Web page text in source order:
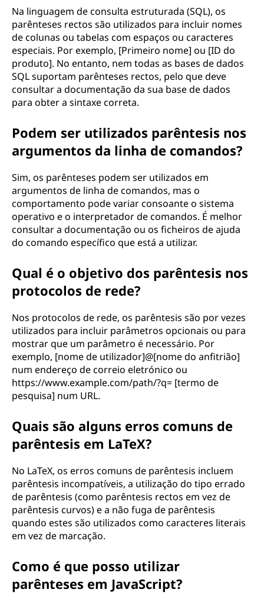
Na linguagem de consulta estruturada (SQL), os
parênteses rectos são utilizados para incluir nomes
de colunas ou tabelas com espaços ou caracteres
especiais. Por exemplo, [Primeiro nome] ou [ID do
produto]. No entanto, nem todas as bases de dados
SQL suportam parênteses rectos, pelo que deve
consultar a documentação da sua base de dados
para obter a sintaxe correta.
Podem ser utilizados parêntesis nos
argumentos da linha de comandos?
Sim, os parênteses podem ser utilizados em
argumentos de linha de comandos, mas o
comportamento pode variar consoante o sistema
operativo e o interpretador de comandos. É melhor
consultar a documentação ou os ficheiros de ajuda
do comando específico que está a utilizar.
Qual é o objetivo dos parêntesis nos
protocolos de rede?
Nos protocolos de rede, os parêntesis são por vezes
utilizados para incluir parâmetros opcionais ou para
mostrar que um parâmetro é necessário. Por
exemplo, [nome de utilizador]@[nome do anfitrião]
num endereço de correio eletrónico ou
https://www.example.com/path/?q= [termo de
pesquisa] num URL.
Quais são alguns erros comuns de
parêntesis em LaTeX?
No LaTeX, os erros comuns de parêntesis incluem
parêntesis incompatíveis, a utilização do tipo errado
de parêntesis (como parêntesis rectos em vez de
parêntesis curvos) e a não fuga de parêntesis
quando estes são utilizados como caracteres literais
em vez de marcação.
Como é que posso utilizar
parênteses em JavaScript?